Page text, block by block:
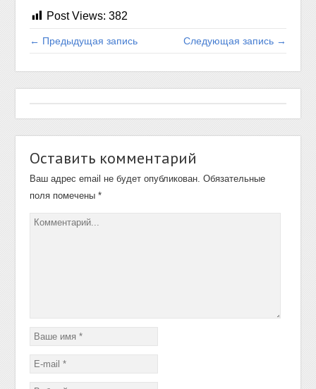
Post Views: 382
← Предыдущая запись Следующая запись →
Оставить комментарий
Ваш адрес email не будет опубликован. Обязательные
поля помечены*